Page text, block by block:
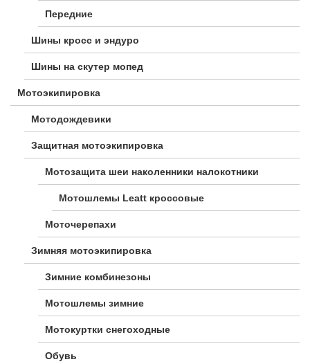
Передние
Шины кросс и эндуро
Шины на скутер мопед
Мотоэкипировка
Мотодождевики
Защитная мотоэкипировка
Мотозащита шеи наколенники налокотники
Мотошлемы Leatt кроссовые
Моточерепахи
Зимняя мотоэкипировка
Зимние комбинезоны
Мотошлемы зимние
Мотокуртки снегоходные
Обувь